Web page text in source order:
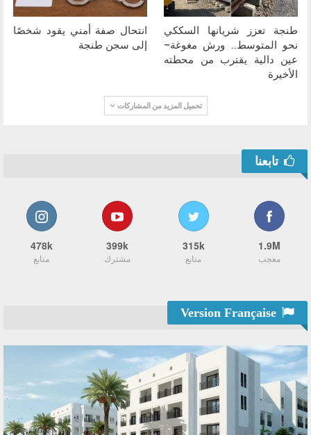
طنجة تعزز شريانها السككي
نحو المتوسط.. ورش مغوغة–
عين دالية يقترب من محطته
الأخيرة
انتحال صفة أمني يقود شخصًا
إلى سجن طنجة
تحميل المزيد من المشاركات
تابعنا
1.9M
معجب
315k
متابع
399k
مشترك
478k
متابع